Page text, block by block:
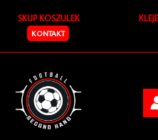
treści
SKUP KOSZULEK
KONTAKT